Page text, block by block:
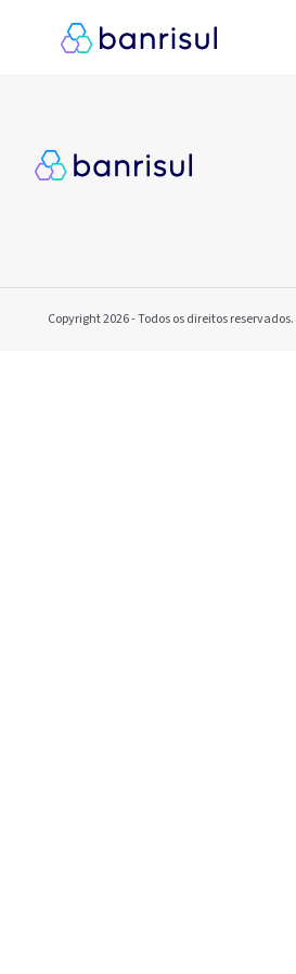
Copyright 2026 - Todos os direitos reservados.